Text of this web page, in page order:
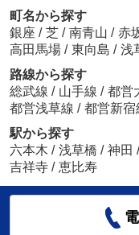
町名から探す
銀座 / 芝 / 南青山 / 赤
高田馬場 / 東向島 / 浅
路線から探す
総武線 / 山手線 / 都営
都営浅草線 / 都営新宿
駅から探す
六本木 / 浅草橋 / 神田 /
吉祥寺 / 恵比寿